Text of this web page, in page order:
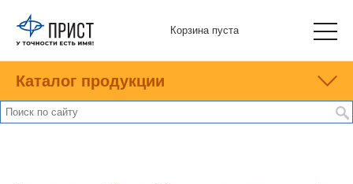
Корзина пуста
Каталог продукции